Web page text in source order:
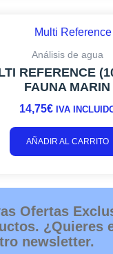
Análisis de agua
REFERENCE
FAUNA MARIN
14,75€ IVA
AÑADIR AL CARRITO
Ofertas
¿Quieres
newsletter.